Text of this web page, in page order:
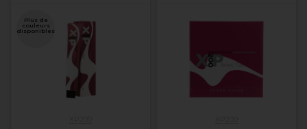
Plus de
couleurs
disponibles